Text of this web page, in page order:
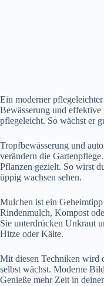
Ein moderner
Bewässerung und
pflegeleicht. So wächst er
Tropfbewässerung und
verändern die
Pflanzen gezielt. So wirst
üppig wachsen sehen.
Mulchen ist ein
Rindenmulch, Kompost
Sie unterdrücken Unkraut
Hitze oder Kälte.
Mit diesen Techniken wird
selbst wächst. Moderne
Genieße mehr Zeit in